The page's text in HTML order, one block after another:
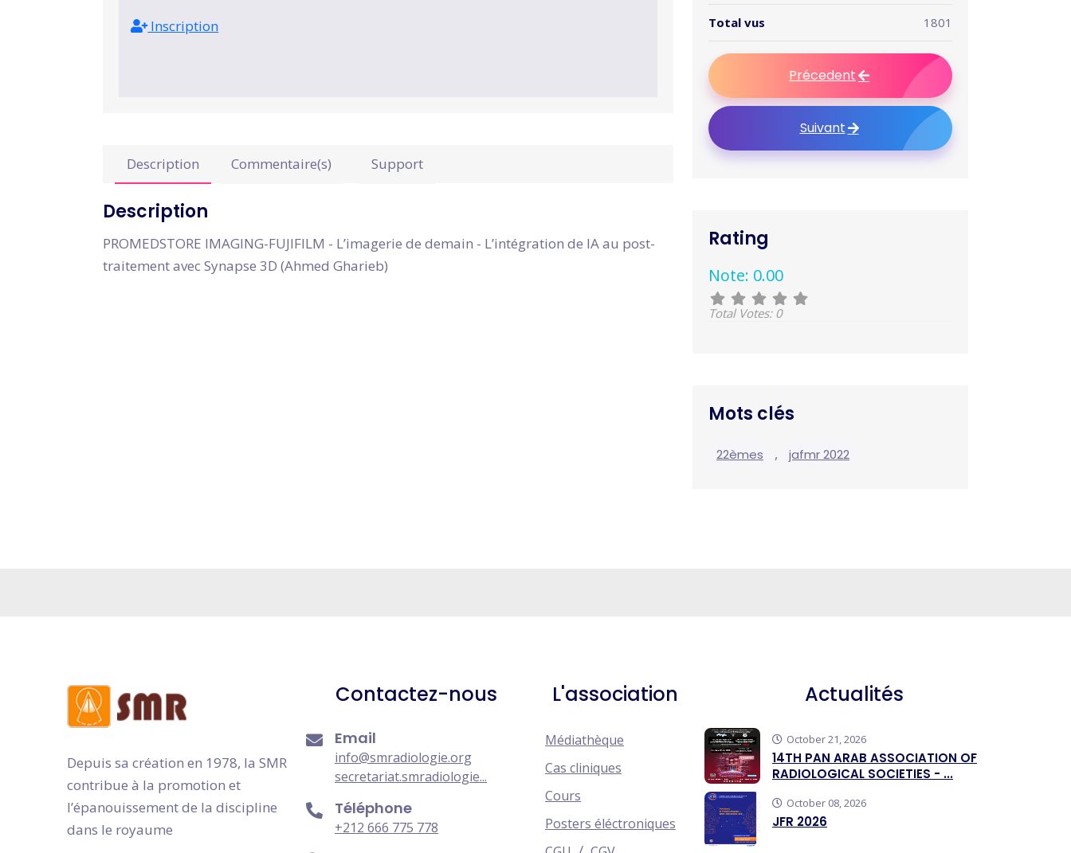
Inscription
Description Commentaire(s) Support
Description
PROMEDSTORE IMAGING-FUJIFILM - L’imagerie de demain - L’intégration de IA au post-
traitement avec Synapse 3D (Ahmed Gharieb)
Total vus 1801
Précedent
Suivant
Rating
Note: 0.00
Total Votes: 0
Mots clés
22èmes , jafmr 2022
Depuis sa création en 1978, la SMR
contribue à la promotion et
l’épanouissement de la discipline
dans le royaume
Contactez-nous
Email
info@smradiologie.org
secretariat.smradiologie...
Téléphone
+212 666 775 778
L'association
Médiathèque
Cas cliniques
Cours
Posters éléctroniques
Actualités
October 21, 2026
14TH PAN ARAB ASSOCIATION OF
RADIOLOGICAL SOCIETIES - ...
October 08, 2026
JFR 2026